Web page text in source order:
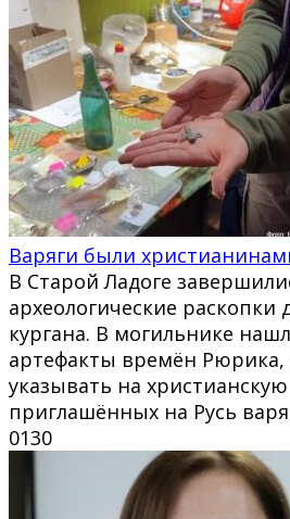
Варяги были
В Старой Ладоге
археологические раскопки
кургана. В могильнике
артефакты времён Рюрика,
указывать на
приглашённых на Русь
0130